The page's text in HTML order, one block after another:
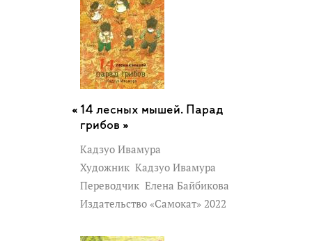
14 лесных мышей. Парад
грибов »
Кадзуо Ивамура
Художник Кадзуо Ивамура
Переводчик Елена Байбикова
Издательство «Самокат» 2022